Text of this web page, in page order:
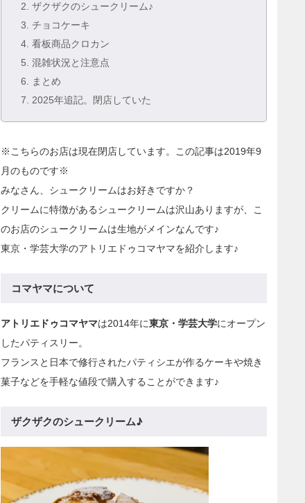
2 . ザクザクのシュークリーム♪
3 . チョコケーキ
4 . 看板商品クロカン
5 . 混雑状況と注意点
6 . まとめ
7 . 2025年追記。閉店していた
※こちらのお店は現在閉店しています。この記事は2019年9
月のものです※
みなさん、シュークリームはお好きですか？
クリームに特徴があるシュークリームは沢山ありますが、こ
のお店のシュークリームは生地がメインなんです♪
東京・学芸大学のアトリエドゥコマヤマを紹介します♪
コマヤマについて
アトリエドゥコマヤマは2014年に東京・学芸大学にオープン
したパティスリー。
フランスと日本で修行されたパティシエが作るケーキや焼き
菓子などを手軽な値段で購入することができます♪
ザクザクのシュークリーム♪